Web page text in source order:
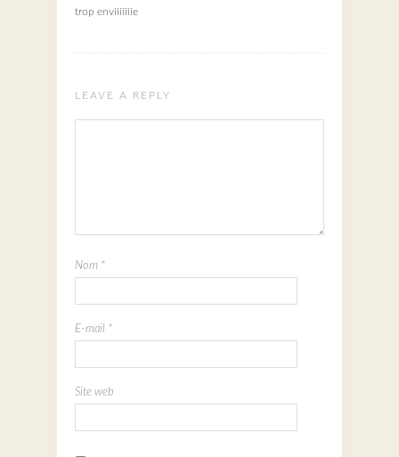
trop enviiiiiiie
LEAVE A REPLY
Nom *
E-mail *
Site web